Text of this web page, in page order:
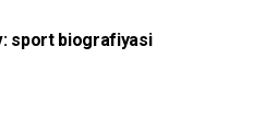
sport biografiyasi